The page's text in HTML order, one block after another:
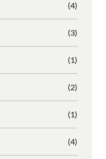
(4)
(3)
(1)
(2)
(1)
(4)